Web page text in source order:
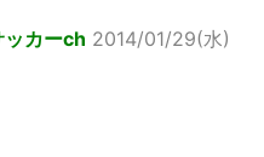
カーch 2014/01/29(水)